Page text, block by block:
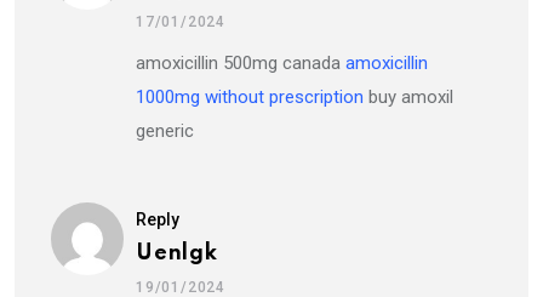
17/01/2024
amoxicillin 500mg canada amoxicillin
1000mg without prescription buy amoxil
generic
Reply
Uenlgk
19/01/2024